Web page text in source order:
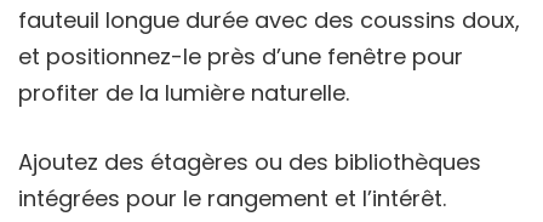
fauteuil longue durée avec des coussins doux,
et positionnez-le près d’une fenêtre pour
profiter de la lumière naturelle.
Ajoutez des étagères ou des bibliothèques
intégrées pour le rangement et l’intérêt.